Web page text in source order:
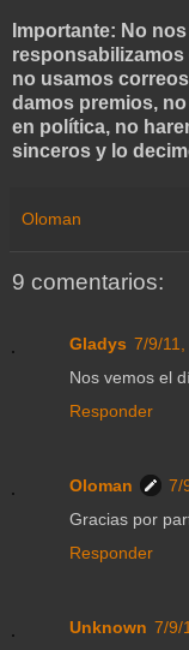
Importante: No
no usamos
damos premios,
en política, no
sinceros y lo
Oloman
9 comentarios:
Gladys 7/9/
Nos vemos el
Responder
Oloman
7/
Gracias por
Responder
Unknown 7/9/